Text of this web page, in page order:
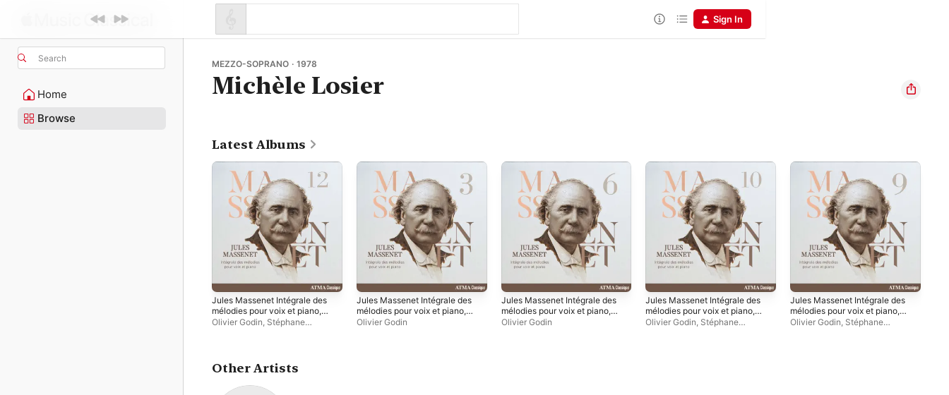
Search
Home
Browse
Sign In
MEZZO-SOPRANO · 1978
Michèle Losier
Latest Albums
Jules Massenet Intégrale des
mélodies pour voix et piano,
vol. 12
Olivier Godin Stéphane
Jules Massenet Intégrale des
mélodies pour voix et piano,
vol. 3
Olivier Godin
Jules Massenet Intégrale des
mélodies pour voix et piano,
vol. 6
Olivier Godin
Jules Massenet Intégrale des
mélodies pour voix et piano,
vol. 10
Olivier Godin Stéphane
Jules Massenet Intégrale des
mélodies pour voix et piano,
vol. 9
Olivier Godin Stéphane
Other Artists